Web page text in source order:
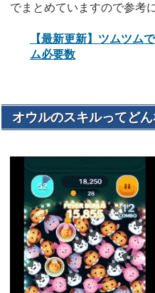
でまとめていますので参考
【最新更新】ツムツム
ム必要数
オウルのスキルってど